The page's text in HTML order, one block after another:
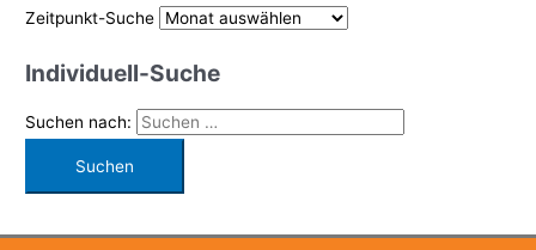
Zeitpunkt-Suche
Individuell-Suche
Suchen nach: